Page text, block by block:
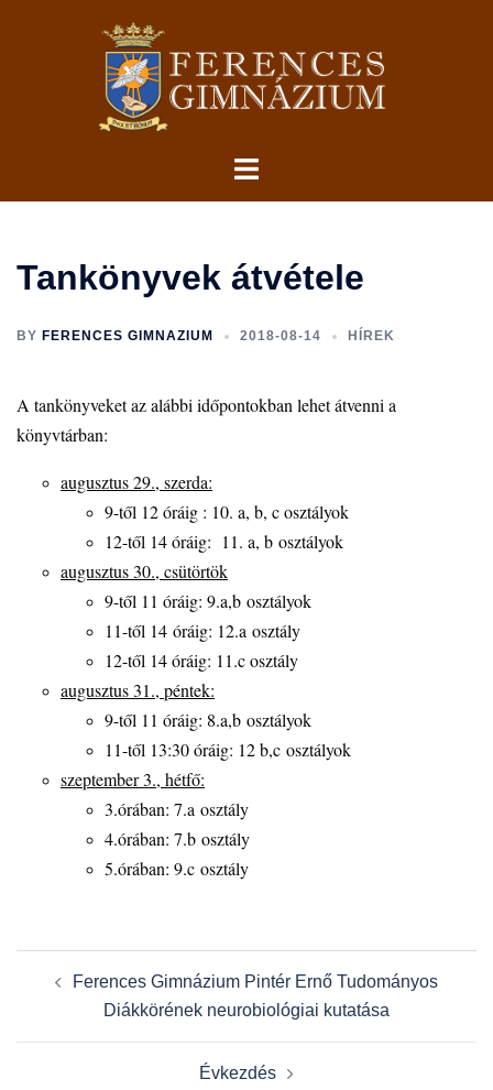
Toggle
Tankönyvek átvétele
BY FERENCES GIMNAZIUM 2018-08-14 HÍREK
A tankönyveket az alábbi időpontokban lehet átvenni a
könyvtárban:
augusztus 29., szerda:
9-től 12 óráig : 10. a, b, c osztályok
12-től 14 óráig: 11. a, b osztályok
augusztus 30., csütörtök
9-től 11 óráig: 9.a,b osztályok
11-től 14 óráig: 12.a osztály
12-től 14 óráig: 11.c osztály
augusztus 31., péntek:
9-től 11 óráig: 8.a,b osztályok
11-től 13:30 óráig: 12 b,c osztályok
szeptember 3., hétfő:
3.órában: 7.a osztály
4.órában: 7.b osztály
5.órában: 9.c osztály
navigation
Ferences Gimnázium Pintér Ernő Tudományos
Diákkörének neurobiológiai kutatása
Évkezdés